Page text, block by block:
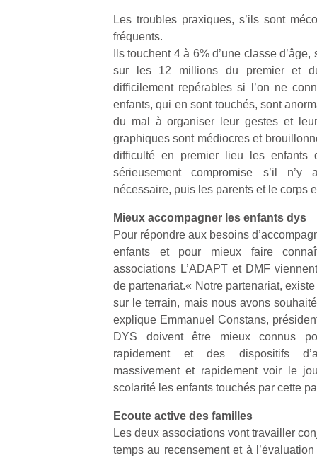
Les troubles praxiques, s’ils sont
fréquents.
Ils touchent 4 à 6% d’une classe
sur les 12 millions du premier et
difficilement repérables si l’on ne
enfants, qui en sont touchés, sont
du mal à organiser leur gestes et
graphiques sont médiocres et
difficulté en premier lieu les enfants
sérieusement compromise s’il n’y
nécessaire, puis les parents et le corps
Mieux accompagner les enfants dys
Pour répondre aux besoins
enfants et pour mieux faire
associations L’ADAPT et DMF
de partenariat.« Notre partenariat,
sur le terrain, mais nous avons
explique Emmanuel Constans,
DYS doivent être mieux connus
rapidement et des dispositifs
massivement et rapidement voir le
scolarité les enfants touchés par cette
Ecoute active des familles
Les deux associations vont travailler
temps au recensement et à